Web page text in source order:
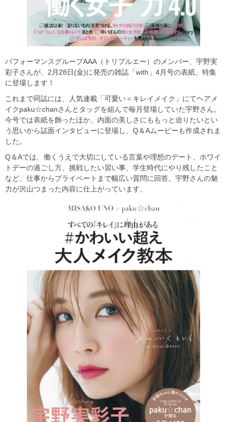
パフォーマンスグループAAA（トリプルエー）のメンバー、宇野実
彩子さんが、2月28日(金)に発売の雑誌「with」4月号の表紙、特集
に登場します！
これまで同誌には、人気連載「可愛い＜キレイメイク」にてヘアメ
イクpaku☆chanさんとタッグを組んで毎月登場していた宇野さん。
今号では表紙を飾ったほか、内面の美しさにももっと迫りたいとい
う思いから誌面インタビューに登場し、Q＆Aムービーも作成されま
した。
Q＆Aでは、働くうえで大切にしている言葉や理想のデート、ホワイ
トデーの過ごし方、挑戦したい習い事、学生時代にやり残したこと
など、仕事からプライベートまで幅広い質問に回答。宇野さんの魅
力が沢山つまった内容に仕上がっています。